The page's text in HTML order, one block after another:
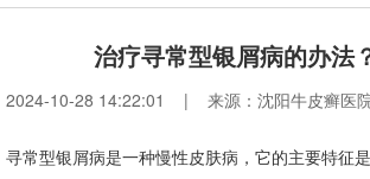
治疗寻常型银屑病的办法
2024-10-28 14:22:01 | 来源：沈阳牛皮癣
常型银屑病是一种慢性皮肤病，它的主要特征